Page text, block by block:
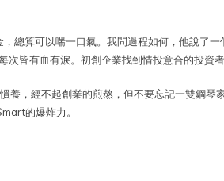
總算可以喘一口氣。我問過程如何，他說了
次皆有血有淚。初創企業找到情投意合的投資者
養，經不起創業的煎熬，但不要忘記一雙鋼琴
的爆炸力。